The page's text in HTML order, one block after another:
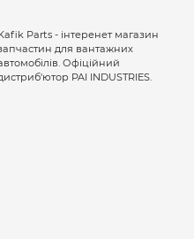
Parts - інтеренет магазин
для вантажних
Офіційний
PAI INDUSTRIES.